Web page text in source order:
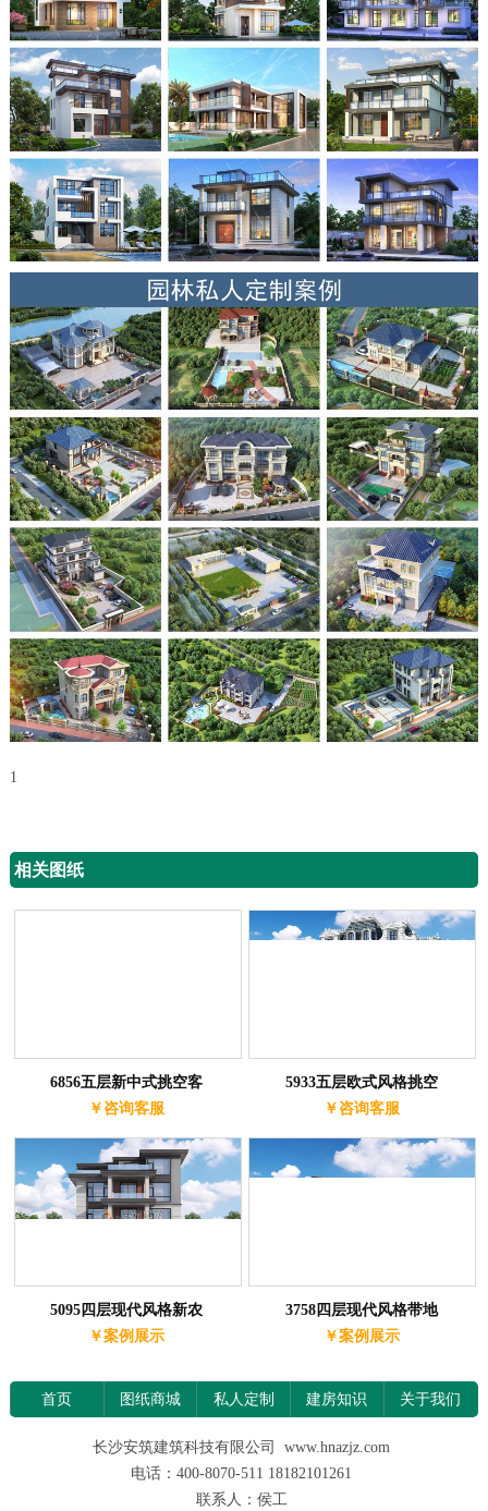
1
相关图纸
6856五层新中式挑空客
￥咨询客服
5933五层欧式风格挑空
￥咨询客服
5095四层现代风格新农
￥案例展示
3758四层现代风格带地
￥案例展示
首页 图纸商城 私人定制 建房知识 关于我们
长沙安筑建筑科技有限公司 www.hnazjz.com
电话：400-8070-511 18182101261
联系人：侯工